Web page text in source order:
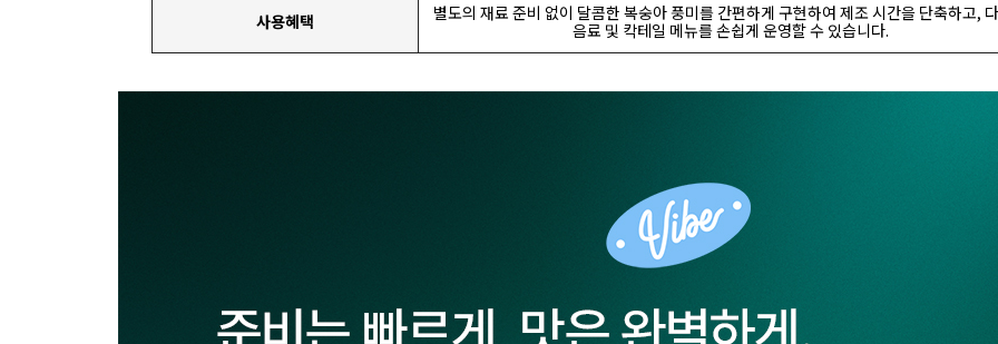
사용혜택
별도의 재료 준비 없이 달콤한 복숭아 풍미를 간편하게 구현하여 제조 시간을 단축하고,
음료 및 칵테일 메뉴를 손쉽게 운영할 수 있습니다.